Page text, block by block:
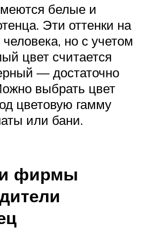
белые и
Эти оттенки на
но с учетом
цвет считается
— достаточно
выбрать цвет
цветовую гамму
или бани.
фирмы